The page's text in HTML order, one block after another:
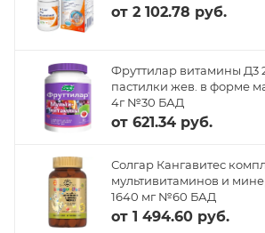
от 2 102.78 руб.
Фруттилар витамины Д3
пастилки жев. в форме
4г №30 БАД
от 621.34 руб.
Солгар Кангавитес
мультивитаминов и
1640 мг №60 БАД
от 1 494.60 руб.